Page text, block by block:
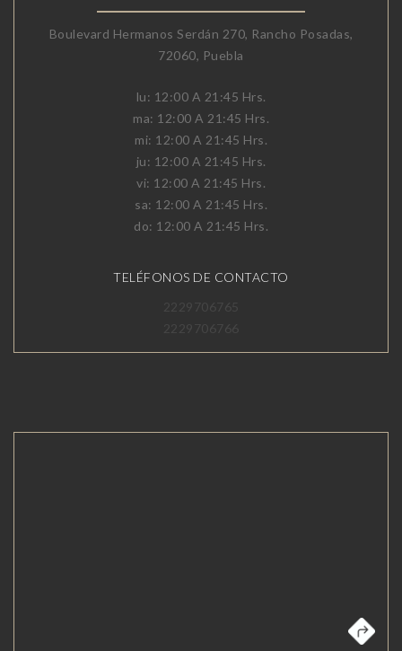
Boulevard Hermanos Serdán 270, Rancho Posadas,
72060, Puebla
lu: 12:00 A 21:45 Hrs.
ma: 12:00 A 21:45 Hrs.
mi: 12:00 A 21:45 Hrs.
ju: 12:00 A 21:45 Hrs.
vi: 12:00 A 21:45 Hrs.
sa: 12:00 A 21:45 Hrs.
do: 12:00 A 21:45 Hrs.
TELÉFONOS DE CONTACTO